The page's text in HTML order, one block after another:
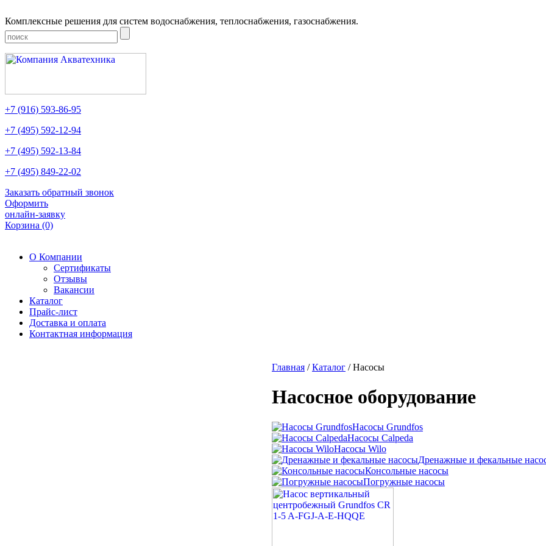
Комплексные решения для систем водоснабжения, теплоснабжения, газоснабжения.
+7 (916) 593-86-95
+7 (495) 592-12-94
+7 (495) 592-13-84
+7 (495) 849-22-02
Заказать обратный звонок
Оформить
онлайн-заявку
Корзина (0)
О Компании
Сертификаты
Отзывы
Вакансии
Каталог
Прайс-лист
Доставка и оплата
Контактная информация
Главная /Каталог /Насосы
Насосное оборудование
Насосы Grundfos
Насосы Calpeda
Насосы Wilo
Дренажные и фекальные
Консольные насосы
Погружные насосы